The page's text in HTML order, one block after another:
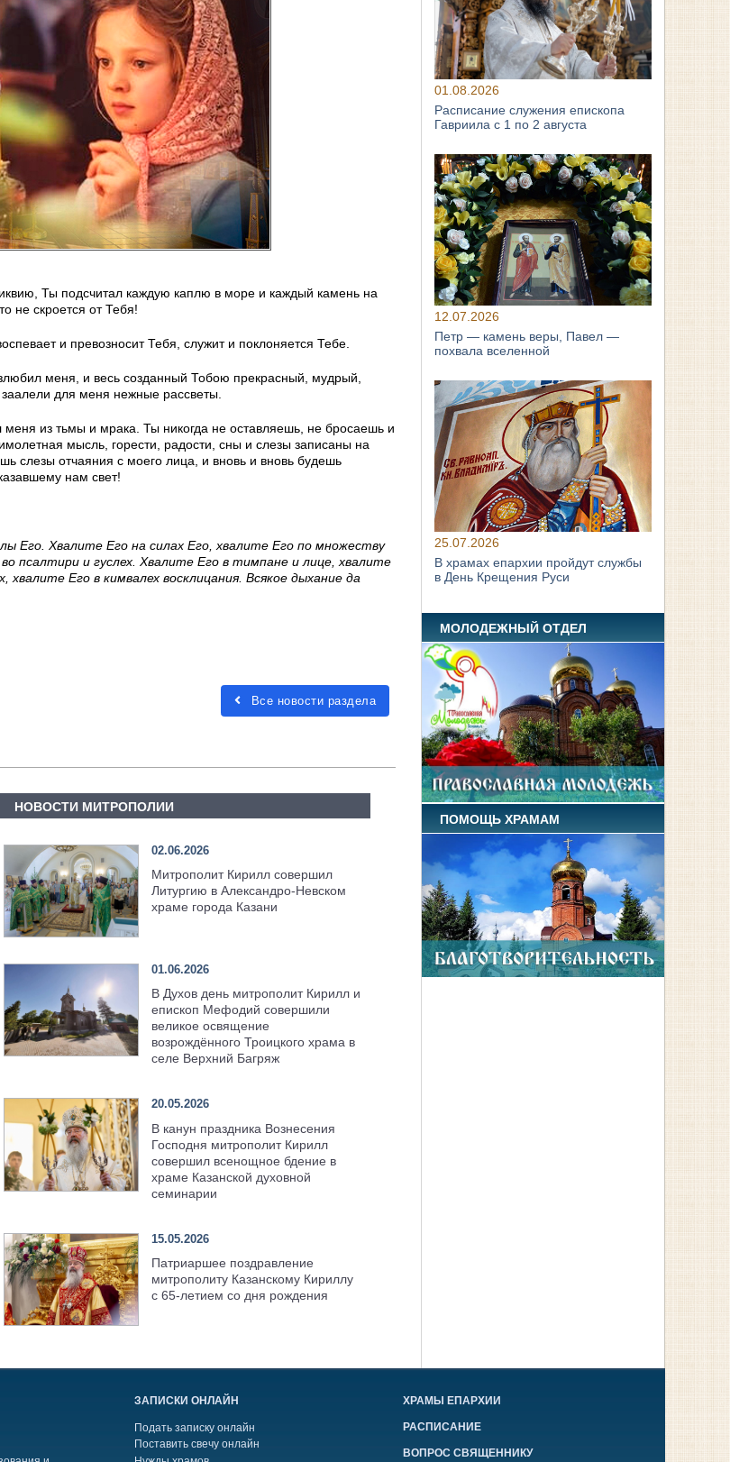
Ты подсчитал каждую каплю в море и каждый камень на
не скроется от Тебя!
и превозносит Тебя, служит и поклоняется Тебе.
меня, и весь созданный Тобою прекрасный, мудрый,
для меня нежные рассветы.
из тьмы и мрака. Ты никогда не оставляешь, не бросаешь и
мысль, горести, радости, сны и слезы записаны на
слезы отчаяния с моего лица, и вновь и вновь будешь
нам свет!
Его. Хвалите Его на силах Его, хвалите Его по множеству
псалтири и гуслех. Хвалите Его в тимпане и лице, хвалите
Его в кимвалех восклицания. Всякое дыхание да
Все новости раздела
НОВОСТИ МИТРОПОЛИИ
02.06.2026
Митрополит Кирилл совершил
Литургию в Александро-Невском
храме города Казани
01.06.2026
В Духов день митрополит Кирилл и
епископ Мефодий совершили
великое освящение
возрождённого Троицкого храма в
селе Верхний Багряж
20.05.2026
В канун праздника Вознесения
Господня митрополит Кирилл
совершил всенощное бдение в
храме Казанской духовной
семинарии
15.05.2026
Патриаршее поздравление
митрополиту Казанскому Кириллу
с 65-летием со дня рождения
01.08.2026
Расписание служения епископа
Гавриила с 1 по 2 августа
12.07.2026
Петр — камень веры, Павел —
похвала вселенной
25.07.2026
В храмах епархии пройдут службы
в День Крещения Руси
МОЛОДЕЖНЫЙ ОТДЕЛ
ПОМОЩЬ ХРАМАМ
ЗАПИСКИ ОНЛАЙН
Подать записку онлайн
Поставить свечу онлайн
ХРАМЫ ЕПАРХИИ
РАСПИСАНИЕ
ВОПРОС СВЯЩЕННИКУ